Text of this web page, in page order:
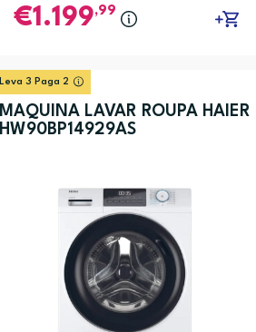
1.199,99
Leva 3 Paga 2
MÁQUINA LAVAR ROUPA HAIER
HW90BP14929AS